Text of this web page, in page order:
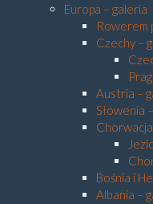
Europa – galeria
Rowerem
Czechy –
Austria –
Słowenia
Bośnia i
Albania –